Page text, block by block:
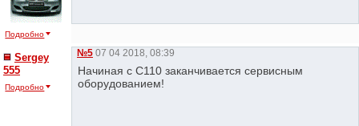
Подробно
Sergey
555
Подробно
№5 07 04 2018, 08:39
Начиная с С110 заканчивается сервисным
оборудованием!